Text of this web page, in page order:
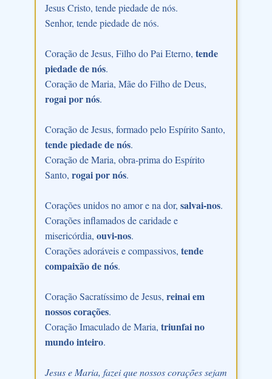
Jesus Cristo, tende piedade de nós.
Senhor, tende piedade de nós.
Coração de Jesus, Filho do Pai Eterno, tende
piedade de nós.
Coração de Maria, Mãe do Filho de Deus,
rogai por nós.
Coração de Jesus, formado pelo Espírito Santo,
tende piedade de nós.
Coração de Maria, obra-prima do Espírito
Santo, rogai por nós.
Corações unidos no amor e na dor, salvai-nos.
Corações inflamados de caridade e
misericórdia, ouvi-nos.
Corações adoráveis e compassivos, tende
compaixão de nós.
Coração Sacratíssimo de Jesus, reinai em
nossos corações.
Coração Imaculado de Maria, triunfai no
mundo inteiro.
Jesus e Maria, fazei que nossos corações sejam